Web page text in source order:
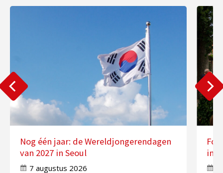
Nog één jaar: de Wereldjongerendagen
van 2027 in Seoul
7 augustus 2026
in